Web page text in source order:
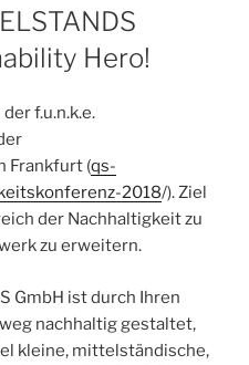
Hero!
f.u.n.k.e.
Frankfurt (qs-
2018/). Ziel
der Nachhaltigkeit zu
zu erweitern.
GmbH ist durch Ihren
nachhaltig gestaltet,
kleine, mittelständische,